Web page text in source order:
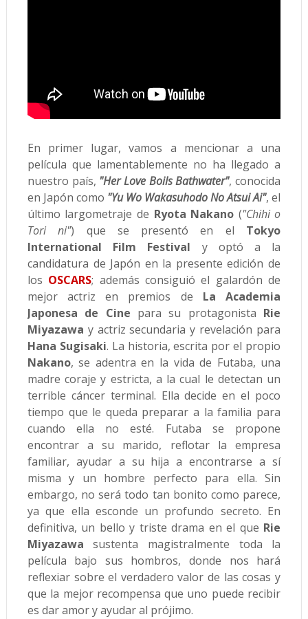
En primer lugar, vamos a mencionar a una
película que lamentablemente no ha llegado a
nuestro país, "Her Love Boils Bathwater", conocida
en Japón como "Yu Wo Wakasuhodo No Atsui Ai", el
último largometraje de Ryota Nakano ("Chihi o
Tori ni") que se presentó en el Tokyo
International Film Festival y optó a la
candidatura de Japón en la presente edición de
los OSCARS; además consiguió el galardón de
mejor actriz en premios de La Academia
Japonesa de Cine para su protagonista Rie
Miyazawa y actriz secundaria y revelación para
Hana Sugisaki. La historia, escrita por el propio
Nakano, se adentra en la vida de Futaba, una
madre coraje y estricta, a la cual le detectan un
terrible cáncer terminal. Ella decide en el poco
tiempo que le queda preparar a la familia para
cuando ella no esté. Futaba se propone
encontrar a su marido, reflotar la empresa
familiar, ayudar a su hija a encontrarse a sí
misma y un hombre perfecto para ella. Sin
embargo, no será todo tan bonito como parece,
ya que ella esconde un profundo secreto. En
definitiva, un bello y triste drama en el que Rie
Miyazawa sustenta magistralmente toda la
película bajo sus hombros, donde nos hará
reflexiar sobre el verdadero valor de las cosas y
que la mejor recompensa que uno puede recibir
es dar amor y ayudar al prójimo.